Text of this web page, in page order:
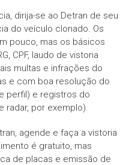
dirija-se ao Detran de seu
do veículo clonado. Os
pouco, mas os básicos
CPF, laudo de vistoria
multas e infrações do
e com boa resolução do
perfil) e registros do
radar, por exemplo).
agende e faça a vistoria
é gratuito, mas
de placas e emissão de